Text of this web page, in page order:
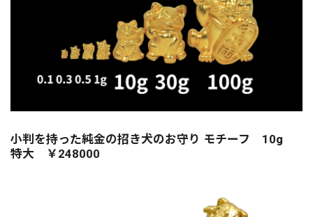
小判を持った純金の招き犬のお守り モチーフ 10g
特大 ￥248000